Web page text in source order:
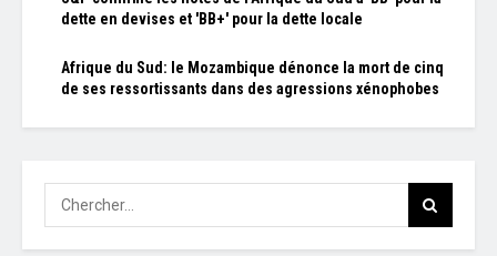
dette en devises et 'BB+' pour la dette locale
Afrique du Sud: le Mozambique dénonce la mort de cinq
de ses ressortissants dans des agressions xénophobes